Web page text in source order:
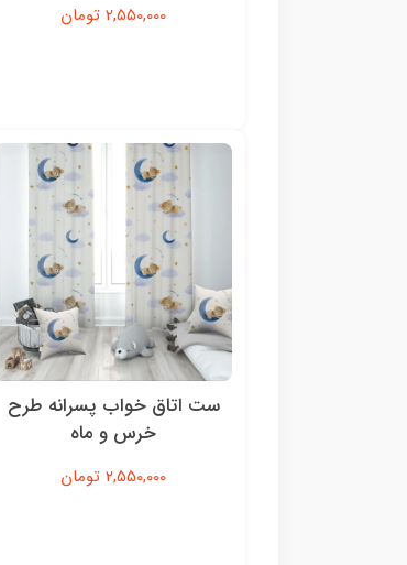
2,550,000 تومان
ست اتاق خواب پسرانه طرح
خرس و ماه
2,550,000 تومان